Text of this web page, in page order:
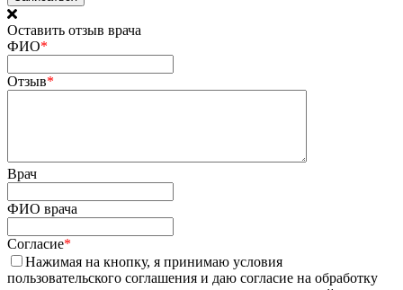
Оставить отзыв врача
ФИО*
Отзыв*
Врач
ФИО врача
Согласие*
Нажимая на кнопку, я принимаю условия
пользовательского соглашения и даю согласие на обработку